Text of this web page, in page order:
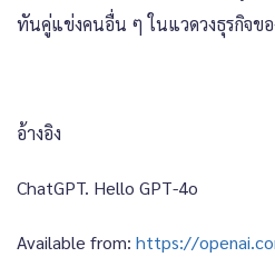
ทันคู่แข่งคนอื่น ๆ ในแวดวงธุรกิจขอ
อ้างอิง
ChatGPT. Hello GPT-4o
Available from: https://